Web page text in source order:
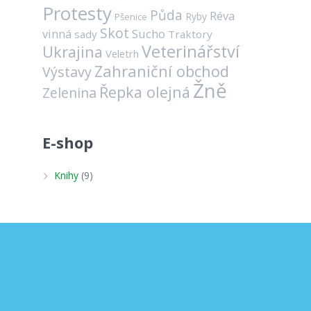
Protesty Pšenice Půda Ryby Réva
vinná sady Skot Sucho Traktory
Ukrajina Veletrh Veterinářství
VýstavyZahraniční obchod
Zelenina Řepka olejná Žně
E-shop
Knihy (9)